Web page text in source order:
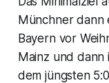
Münchner dann
Bayern vor
Mainz und dann
dem jüngsten